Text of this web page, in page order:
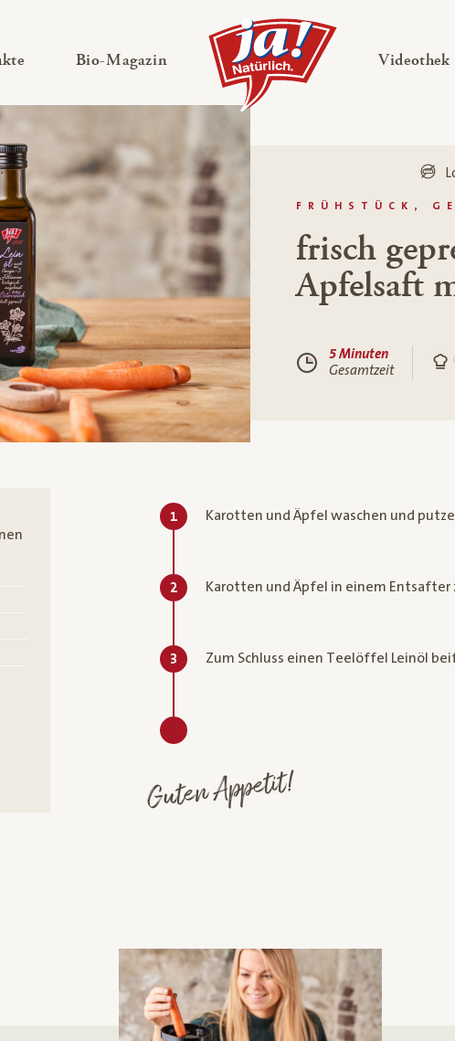
— Untermenü ausklappen
Bio-Magazin — Untermenü ausklappen Videothek
FRÜHSTÜCK,
frisch
Apfelsaft
5 Minuten
Gesamtzeit
1 Karotten und Äpfel waschen und
2 Karotten und Äpfel in einem Entsafter
3 Zum Schluss einen Teelöffel Leinöl
Guten Appetit!